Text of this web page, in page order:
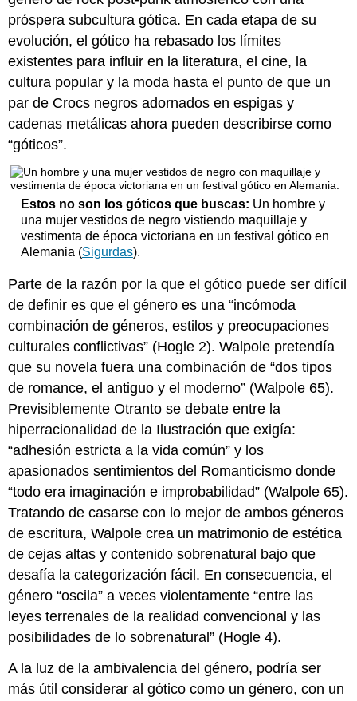
próspera subcultura gótica. En cada etapa de su
evolución, el gótico ha rebasado los límites
existentes para influir en la literatura, el cine, la
cultura popular y la moda hasta el punto de que un
par de Crocs negros adornados en espigas y
cadenas metálicas ahora pueden describirse como
“góticos”.
Estos no son los góticos que buscas: Un hombre y
una mujer vestidos de negro vistiendo maquillaje y
vestimenta de época victoriana en un festival gótico en
Alemania (Sigurdas).
Parte de la razón por la que el gótico puede ser difícil
de definir es que el género es una “incómoda
combinación de géneros, estilos y preocupaciones
culturales conflictivas” (Hogle 2). Walpole pretendía
que su novela fuera una combinación de “dos tipos
de romance, el antiguo y el moderno” (Walpole 65).
Previsiblemente Otranto se debate entre la
hiperracionalidad de la Ilustración que exigía:
“adhesión estricta a la vida común” y los
apasionados sentimientos del Romanticismo donde
“todo era imaginación e improbabilidad” (Walpole 65).
Tratando de casarse con lo mejor de ambos géneros
de escritura, Walpole crea un matrimonio de estética
de cejas altas y contenido sobrenatural bajo que
desafía la categorización fácil. En consecuencia, el
género “oscila” a veces violentamente “entre las
leyes terrenales de la realidad convencional y las
posibilidades de lo sobrenatural” (Hogle 4).
A la luz de la ambivalencia del género, podría ser
más útil considerar al gótico como un género, con un